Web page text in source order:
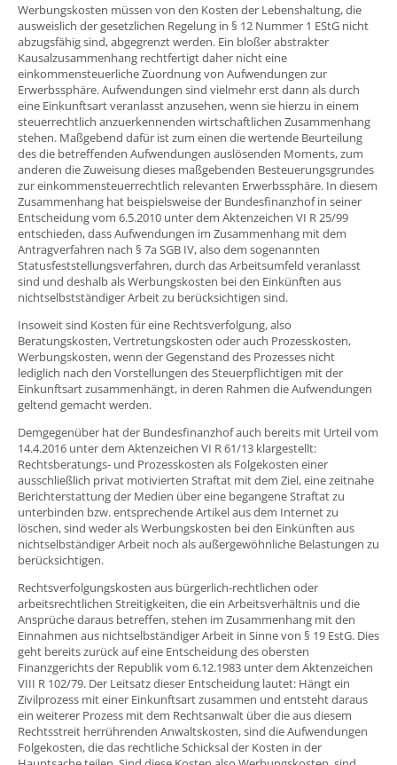
Werbungskosten müssen von den Kosten der Lebenshaltung, die
ausweislich der gesetzlichen Regelung in § 12 Nummer 1 EStG nicht
abzugsfähig sind, abgegrenzt werden. Ein bloßer abstrakter
Kausalzusammenhang rechtfertigt daher nicht eine
einkommensteuerliche Zuordnung von Aufwendungen zur
Erwerbssphäre. Aufwendungen sind vielmehr erst dann als durch
eine Einkunftsart veranlasst anzusehen, wenn sie hierzu in einem
steuerrechtlich anzuerkennenden wirtschaftlichen Zusammenhang
stehen. Maßgebend dafür ist zum einen die wertende Beurteilung
des die betreffenden Aufwendungen auslösenden Moments, zum
anderen die Zuweisung dieses maßgebenden Besteuerungsgrundes
zur einkommensteuerrechtlich relevanten Erwerbssphäre. In diesem
Zusammenhang hat beispielsweise der Bundesfinanzhof in seiner
Entscheidung vom 6.5.2010 unter dem Aktenzeichen VI R 25/99
entschieden, dass Aufwendungen im Zusammenhang mit dem
Antragverfahren nach § 7a SGB IV, also dem sogenannten
Statusfeststellungsverfahren, durch das Arbeitsumfeld veranlasst
sind und deshalb als Werbungskosten bei den Einkünften aus
nichtselbstständiger Arbeit zu berücksichtigen sind.
Insoweit sind Kosten für eine Rechtsverfolgung, also
Beratungskosten, Vertretungskosten oder auch Prozesskosten,
Werbungskosten, wenn der Gegenstand des Prozesses nicht
lediglich nach den Vorstellungen des Steuerpflichtigen mit der
Einkunftsart zusammenhängt, in deren Rahmen die Aufwendungen
geltend gemacht werden.
Demgegenüber hat der Bundesfinanzhof auch bereits mit Urteil vom
14.4.2016 unter dem Aktenzeichen VI R 61/13 klargestellt:
Rechtsberatungs- und Prozesskosten als Folgekosten einer
ausschließlich privat motivierten Straftat mit dem Ziel, eine zeitnahe
Berichterstattung der Medien über eine begangene Straftat zu
unterbinden bzw. entsprechende Artikel aus dem Internet zu
löschen, sind weder als Werbungskosten bei den Einkünften aus
nichtselbständiger Arbeit noch als außergewöhnliche Belastungen zu
berücksichtigen.
Rechtsverfolgungskosten aus bürgerlich-rechtlichen oder
arbeitsrechtlichen Streitigkeiten, die ein Arbeitsverhältnis und die
Ansprüche daraus betreffen, stehen im Zusammenhang mit den
Einnahmen aus nichtselbständiger Arbeit in Sinne von § 19 EstG. Dies
geht bereits zurück auf eine Entscheidung des obersten
Finanzgerichts der Republik vom 6.12.1983 unter dem Aktenzeichen
VIII R 102/79. Der Leitsatz dieser Entscheidung lautet: Hängt ein
Zivilprozess mit einer Einkunftsart zusammen und entsteht daraus
ein weiterer Prozess mit dem Rechtsanwalt über die aus diesem
Rechtsstreit herrührenden Anwaltskosten, sind die Aufwendungen
Folgekosten, die das rechtliche Schicksal der Kosten in der